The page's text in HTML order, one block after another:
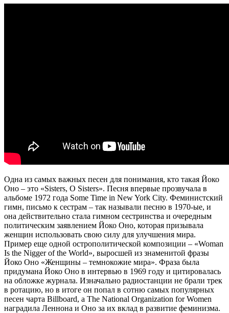
Одна из самых важных песен для понимания, кто такая Йоко
Оно – это «Sisters, O Sisters». Песня впервые прозвучала в
альбоме 1972 года Some Time in New York City. Феминистский
гимн, письмо к сестрам – так называли песню в 1970-ые, и
она действительно стала гимном сестринства и очередным
политическим заявлением Йоко Оно, которая призывала
женщин использовать свою силу для улучшения мира.
Пример еще одной острополитической композиции – «Woman
Is the Nigger of the World», выросшей из знаменитой фразы
Йоко Оно «Женщины – темнокожие мира». Фраза была
придумана Йоко Оно в интервью в 1969 году и цитировалась
на обложке журнала. Изначально радиостанции не брали трек
в ротацию, но в итоге он попал в сотню самых популярных
песен чарта Billboard, а The National Organization for Women
наградила Леннона и Оно за их вклад в развитие феминизма.